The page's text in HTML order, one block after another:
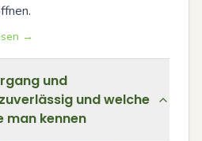
→
und
und welche
man kennen